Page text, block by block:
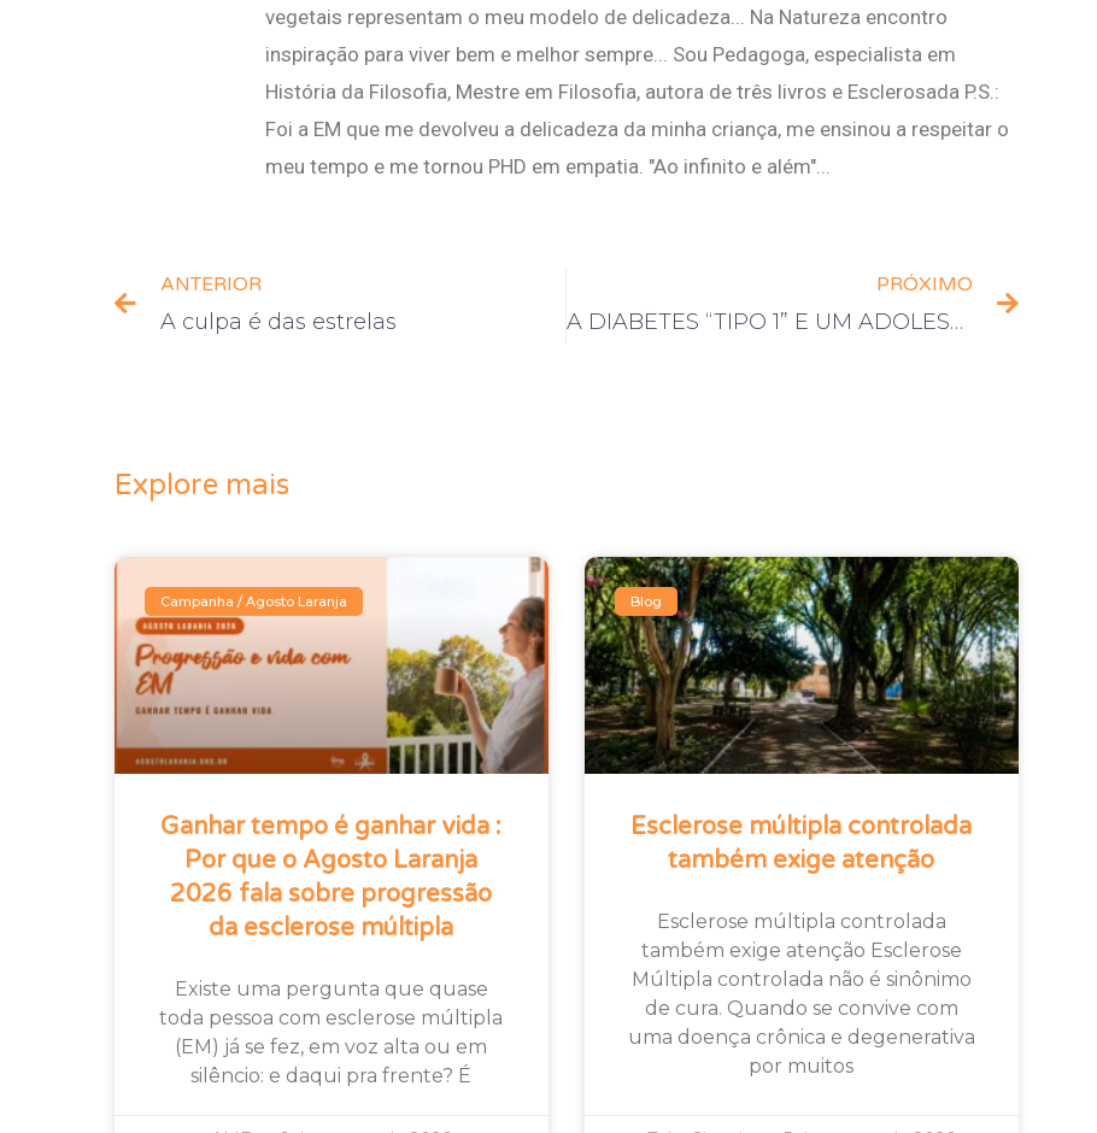
vegetais representam o meu modelo de delicadeza... Na Natureza encontro
inspiração para viver bem e melhor sempre... Sou Pedagoga, especialista em
História da Filosofia, Mestre em Filosofia, autora de três livros e Esclerosada P.S.:
Foi a EM que me devolveu a delicadeza da minha criança, me ensinou a respeitar o
meu tempo e me tornou PHD em empatia. "Ao infinito e além"...
ANTERIOR
A culpa é das estrelas
PRÓXIMO
A DIABETES “TIPO 1” E UM ADOLESCENTE INCRÍVEL
Explore mais
Campanha / Agosto Laranja
Ganhar tempo é ganhar vida :
Por que o Agosto Laranja
2026 fala sobre progressão
da esclerose múltipla
Existe uma pergunta que quase
toda pessoa com esclerose múltipla
(EM) já se fez, em voz alta ou em
silêncio: e daqui pra frente? É
Blog
Esclerose múltipla controlada
também exige atenção
Esclerose múltipla controlada
também exige atenção Esclerose
Múltipla controlada não é sinônimo
de cura. Quando se convive com
uma doença crônica e degenerativa
por muitos